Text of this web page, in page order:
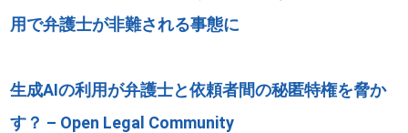
用で弁護士が非難される事態に
生成AIの利用が弁護士と依頼者間の秘匿特権を脅か
す？ – Open Legal Community